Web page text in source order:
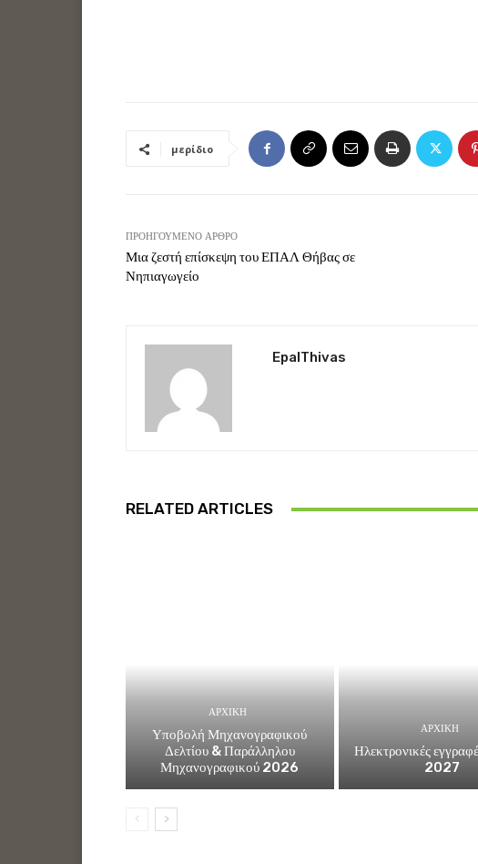
μερίδιο
ΠΡΟΗΓΟΎΜΕΝΟ ΆΡΘΡΟ
Μια ζεστή επίσκεψη του ΕΠΑΛ Θήβας σε
Νηπιαγωγείο
EpalThivas
RELATED ARTICLES
ΑΡΧΙΚΗ
Υποβολή Μηχανογραφικού
Δελτίου & Παράλληλου
Μηχανογραφικού 2026
ΑΡΧΙΚΗ
Ηλεκτρονικές
2027